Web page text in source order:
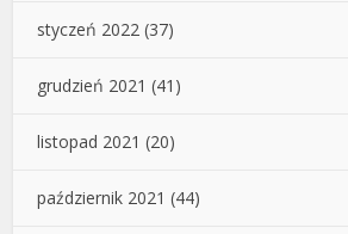
styczeń 2022 (37)
grudzień 2021 (41)
listopad 2021 (20)
październik 2021 (44)